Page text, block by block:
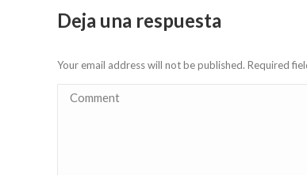
Deja una respuesta
Your email address will not be published. Required
Comment